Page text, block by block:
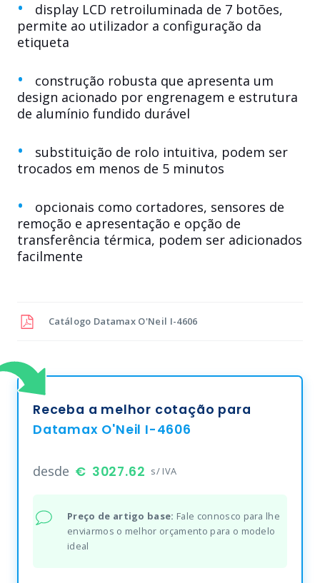
display LCD retroiluminada de 7 botões,
permite ao utilizador a configuração da
etiqueta
construção robusta que apresenta um
design acionado por engrenagem e estrutura
de alumínio fundido durável
substituição de rolo intuitiva, podem ser
trocados em menos de 5 minutos
opcionais como cortadores, sensores de
remoção e apresentação e opção de
transferência térmica, podem ser adicionados
facilmente
Catálogo Datamax O'Neil I-4606
Receba a melhor cotação para
Datamax O'Neil I-4606
desde 3027.62 s/ IVA
Preço de artigo base: Fale connosco para lhe
enviarmos o melhor orçamento para o modelo
ideal